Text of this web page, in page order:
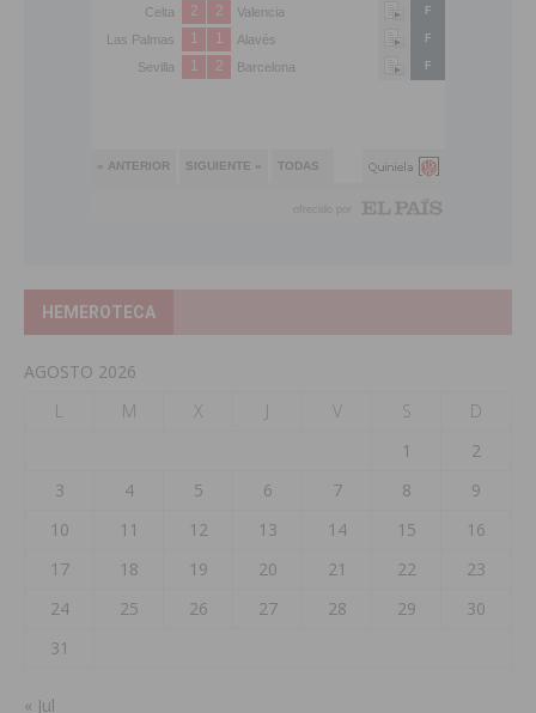
HEMEROTECA
AGOSTO 2026
L
M X J V S
D
1
2
3
4 5 6 7 8
9
10
11 12 13 14 15
16
17
18 19 20 21 22
23
24
25 26 27 28 29
30
31
« Jul